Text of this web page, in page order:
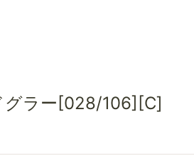
グラー[028/106][C]